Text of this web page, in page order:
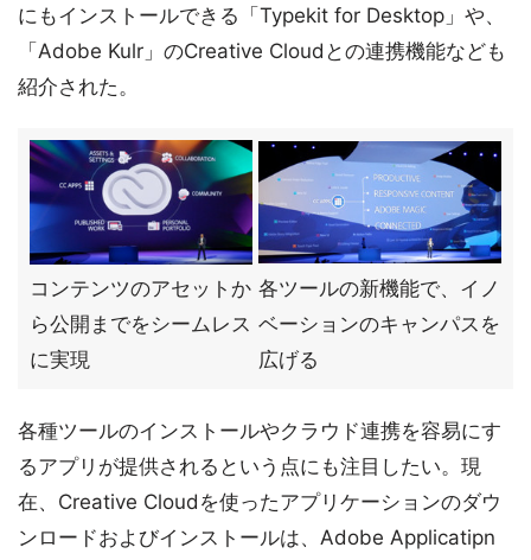
にもインストールできる「Typekit for Desktop」や、
「Adobe Kulr」のCreative Cloudとの連携機能なども
紹介された。
コンテンツのアセットか
ら公開までをシームレス
に実現
各ツールの新機能で、イノ
ベーションのキャンパスを
広げる
各種ツールのインストールやクラウド連携を容易にす
るアプリが提供されるという点にも注目したい。現
在、Creative Cloudを使ったアプリケーションのダウ
ンロードおよびインストールは、Adobe Applicatipn